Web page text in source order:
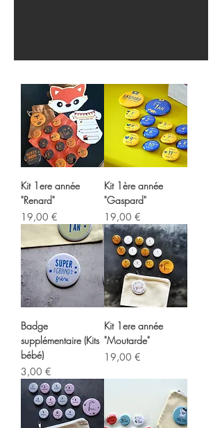
Kit 1ere année
"Renard"
Prix
19,00 €
Kit 1ère année
"Gaspard"
Prix
19,00 €
Badge
supplémentaire (Kits
bébé)
Prix
3,00 €
Kit 1ere année
"Moutarde"
Prix
19,00 €